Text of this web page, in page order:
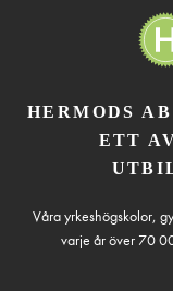
HERMODS
ETT
Våra yrkeshögskolor,
varje år över 70